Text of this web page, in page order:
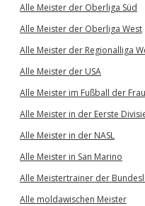
Alle Meister der Oberliga Süd
Alle Meister der Oberliga West
Alle Meister der Regionalliga
Alle Meister der USA
Alle Meister im Fußball der
Alle Meister in der Eerste
Alle Meister in der NASL
Alle Meister in San Marino
Alle Meistertrainer der
Alle moldawischen Meister